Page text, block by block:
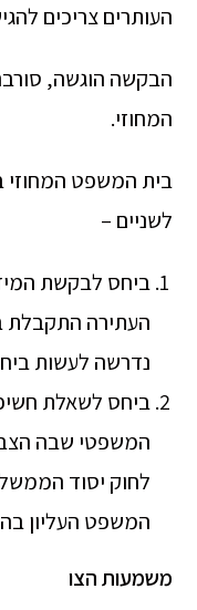
העותרים צריכים
הבקשה הוגשה,
המחוזי.
בית המשפט המחוזי
לשניים –
ביחס לבקשת
העתירה
נדרשה לעשות
ביחס לשאלת
המשפטי שבה
לחוק יסוד
המשפט העליון
משמעות הצו